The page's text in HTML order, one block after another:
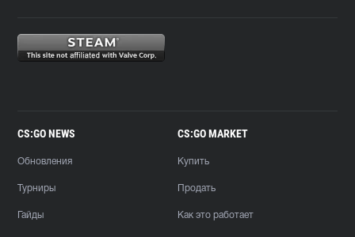
CS:GO NEWS
Обновления
Турниры
Гайды
CS:GO MARKET
Купить
Продать
Как это работает